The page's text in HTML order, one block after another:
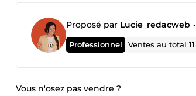
Proposé par Lucie_redacweb •
Professionnel Ventes au total11
Vous n'osez pas vendre ?